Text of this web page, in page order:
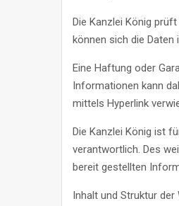
Die Kanzlei König
können sich die Daten
Eine Haftung oder
Informationen kann
mittels Hyperlink
Die Kanzlei König ist
verantwortlich. Des
bereit gestellten
Inhalt und Struktur